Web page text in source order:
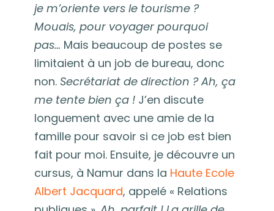
je m’oriente vers le tourisme ?
Mouais, pour voyager pourquoi
pas… Mais beaucoup de postes se
limitaient à un job de bureau, donc
non. Secrétariat de direction ? Ah, ça
me tente bien ça !J’en discute
longuement avec une amie de la
famille pour savoir si ce job est bien
fait pour moi. Ensuite, je découvre un
cursus, à Namur dans la Haute Ecole
Albert Jacquard, appelé « Relations